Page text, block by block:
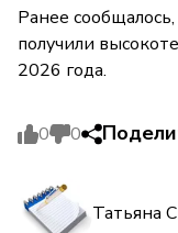
Ранее
получили
2026 года.
0 0
Татьяна